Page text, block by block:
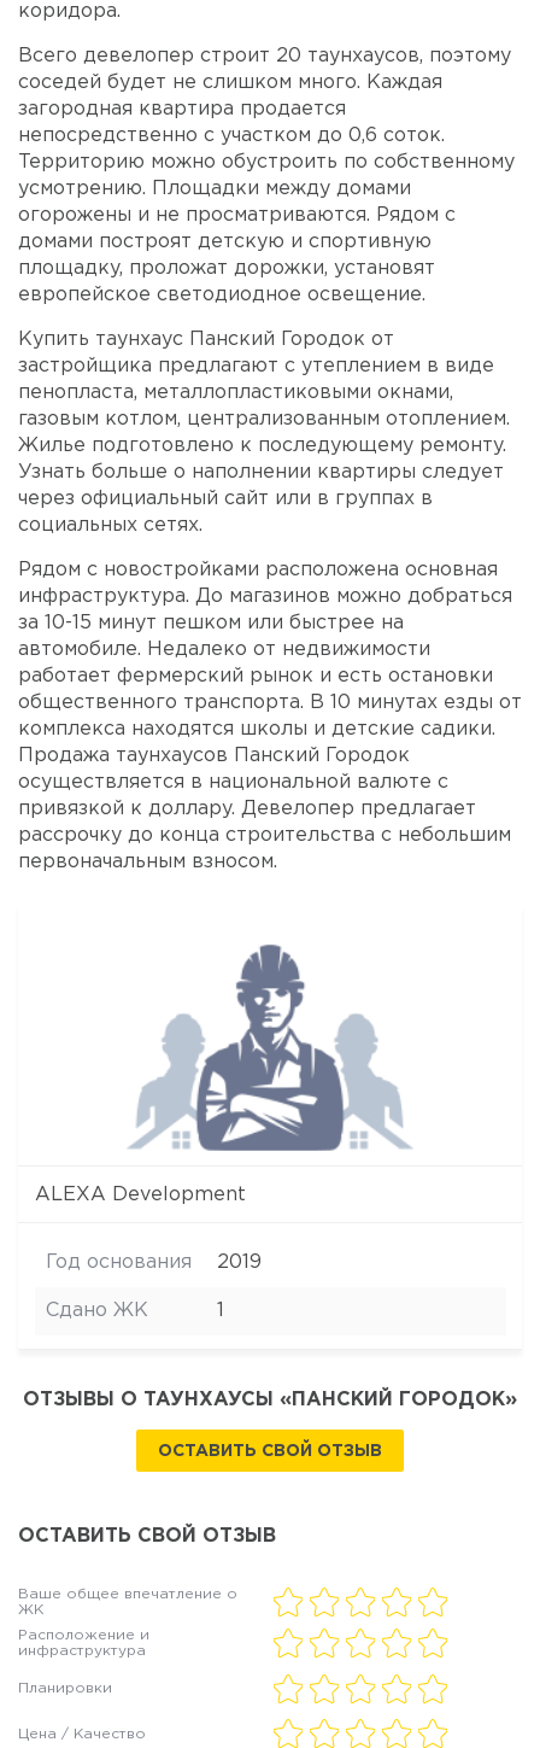
коридора.
Всего девелопер строит 20 таунхаусов, поэтому
соседей будет не слишком много. Каждая
загородная квартира продается
непосредственно с участком до 0,6 соток.
Территорию можно обустроить по собственному
усмотрению. Площадки между домами
огорожены и не просматриваются. Рядом с
домами построят детскую и спортивную
площадку, проложат дорожки, установят
европейское светодиодное освещение.
Купить таунхаус Панский Городок от
застройщика предлагают с утеплением в виде
пенопласта, металлопластиковыми окнами,
газовым котлом, централизованным отоплением.
Жилье подготовлено к последующему ремонту.
Узнать больше о наполнении квартиры следует
через официальный сайт или в группах в
социальных сетях.
Рядом с новостройками расположена основная
инфраструктура. До магазинов можно добраться
за 10-15 минут пешком или быстрее на
автомобиле. Недалеко от недвижимости
работает фермерский рынок и есть остановки
общественного транспорта. В 10 минутах езды от
комплекса находятся школы и детские садики.
Продажа таунхаусов Панский Городок
осуществляется в национальной валюте с
привязкой к доллару. Девелопер предлагает
рассрочку до конца строительства с небольшим
первоначальным взносом.
ALEXA Development
Год основания 2019
Сдано ЖК
ОТЗЫВЫ О ТАУНХАУСЫ «ПАНСКИЙ ГОРОДОК»
ОСТАВИТЬ СВОЙ ОТЗЫВ
ОСТАВИТЬ СВОЙ ОТЗЫВ
Ваше общее впечатление о
ЖК
Расположение и
инфраструктура
Планировки
Цена / Качество